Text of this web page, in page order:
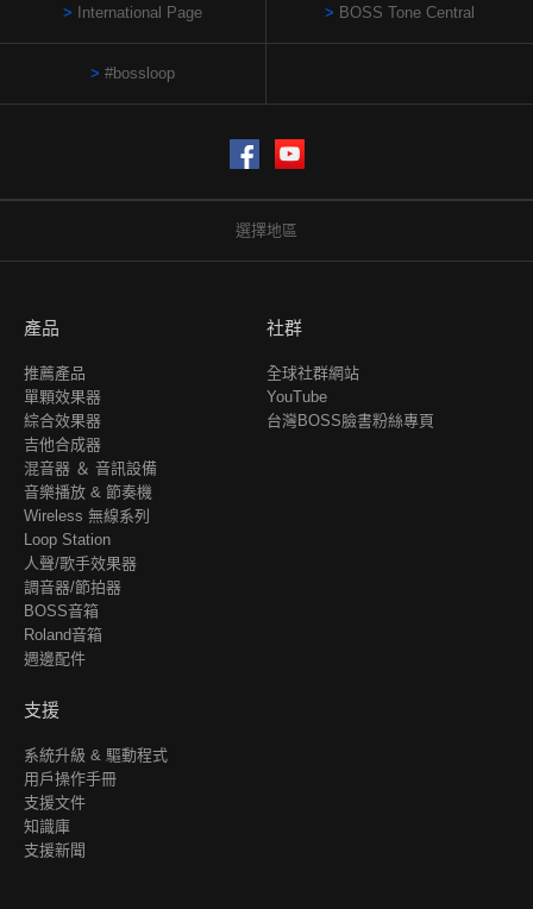
International Page BOSS Tone Central
#bossloop
Facebook
選擇地區
產品
推薦產品
單顆效果器
綜合效果器
吉他合成器
混音器 ＆ 音訊設備
音樂播放 & 節奏機
Wireless 無線系列
Loop Station
人聲/歌手效果器
調音器/節拍器
BOSS音箱
Roland音箱
週邊配件
社群
全球社群網站
YouTube
台灣BOSS臉書粉絲專頁
支援
系統升級 & 驅動程式
用戶操作手冊
支援文件
知識庫
支援新聞